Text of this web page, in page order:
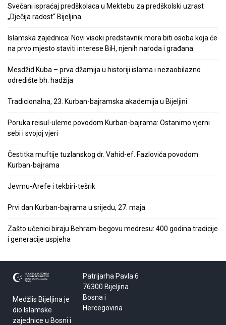
Svečani ispraćaj predškolaca u Mektebu za predškolski uzrast
„Dječija radost“ Bijeljina
Islamska zajednica: Novi visoki predstavnik mora biti osoba koja će
na prvo mjesto staviti interese BiH, njenih naroda i građana
Mesdžid Kuba – prva džamija u historiji islama i nezaobilazno
odredište bh. hadžija
Tradicionalna, 23. Kurban-bajramska akademija u Bijeljini
Poruka reisul-uleme povodom Kurban-bajrama: Ostanimo vjerni
sebi i svojoj vjeri
Čestitka muftije tuzlanskog dr. Vahid-ef. Fazlovića povodom
Kurban-bajrama
Jevmu-Arefe i tekbiri-tešrik
Prvi dan Kurban-bajrama u srijedu, 27. maja
Zašto učenici biraju Behram-begovu medresu: 400 godina tradicije
i generacije uspjeha
Medžlis Bijeljina je
dio Islamske
zajednice u Bosni i
Patrijarha Pavla 6
76300 Bijeljina
Bosna i
Hercegovina